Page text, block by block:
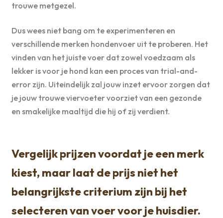
trouwe metgezel.
Dus wees niet bang om te experimenteren en
verschillende merken hondenvoer uit te proberen. Het
vinden van het juiste voer dat zowel voedzaam als
lekker is voor je hond kan een proces van trial-and-
error zijn. Uiteindelijk zal jouw inzet ervoor zorgen dat
je jouw trouwe viervoeter voorziet van een gezonde
en smakelijke maaltijd die hij of zij verdient.
Vergelijk prijzen voordat je een merk
kiest, maar laat de prijs niet het
belangrijkste criterium zijn bij het
selecteren van voer voor je huisdier.